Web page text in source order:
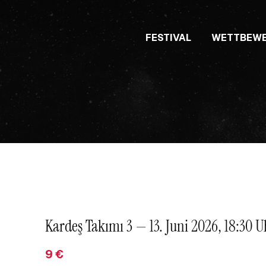
FESTIVAL
Kardeş Takımı 3 — 13. Juni 2026, 18:30
9 €